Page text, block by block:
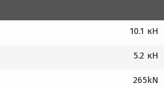
10.1 кН
5.2 кН
265kN